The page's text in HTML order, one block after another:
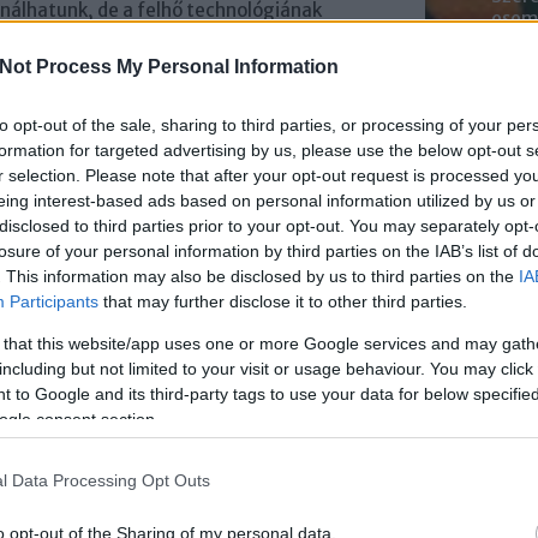
Process My Personal Information
opt-out of the sale, sharing to third parties, or processing of your
for targeted advertising by us, please use the below opt-out
selection. Please note that after your opt-out request is processed
interest-based ads based on personal information utilized by us
to third parties prior to your opt-out. You may separately
of your personal information by third parties on the IAB’s list of
This information may also be disclosed by us to third parties on the
Participants that may further disclose it to other third parties.
that this website/app uses one or more Google services and may
but not limited to your visit or usage behaviour. You may
to Google and its third-party tags to use your data for below
consent section.
Data Processing Opt Outs
opt-out of the Sharing of my personal data.
de a felhő technológiának
feltöltött és nyilvánosan is
s így a tudásmegosztást is
SZÓLJ HOZZÁ
Hogyan mérd
az
elköteleződést
médiában?
Mire
a Facebook-on